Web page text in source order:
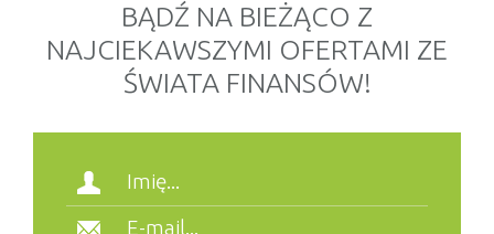
BĄDŹ NA BIEŻĄCO Z
NAJCIEKAWSZYMI OFERTAMI ZE
ŚWIATA FINANSÓW!